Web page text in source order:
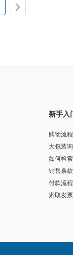
新手入
购物流程
大包装
如何检索
销售条款
付款流程
索取发票